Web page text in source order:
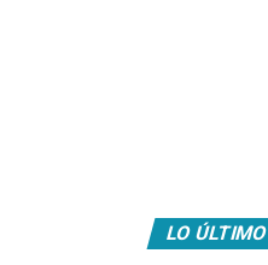
LO ÚLTIMO